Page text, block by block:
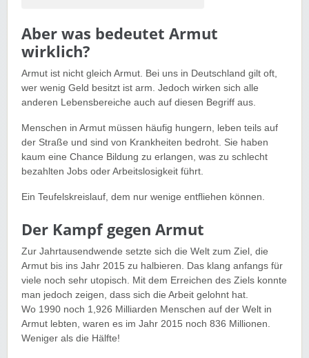
Aber was bedeutet Armut
wirklich?
Armut ist nicht gleich Armut. Bei uns in Deutschland gilt oft,
wer wenig Geld besitzt ist arm. Jedoch wirken sich alle
anderen Lebensbereiche auch auf diesen Begriff aus.
Menschen in Armut müssen häufig hungern, leben teils auf
der Straße und sind von Krankheiten bedroht. Sie haben
kaum eine Chance Bildung zu erlangen, was zu schlecht
bezahlten Jobs oder Arbeitslosigkeit führt.
Ein Teufelskreislauf, dem nur wenige entfliehen können.
Der Kampf gegen Armut
Zur Jahrtausendwende setzte sich die Welt zum Ziel, die
Armut bis ins Jahr 2015 zu halbieren. Das klang anfangs für
viele noch sehr utopisch. Mit dem Erreichen des Ziels konnte
man jedoch zeigen, dass sich die Arbeit gelohnt hat.
Wo 1990 noch 1,926 Milliarden Menschen auf der Welt in
Armut lebten, waren es im Jahr 2015 noch 836 Millionen.
Weniger als die Hälfte!